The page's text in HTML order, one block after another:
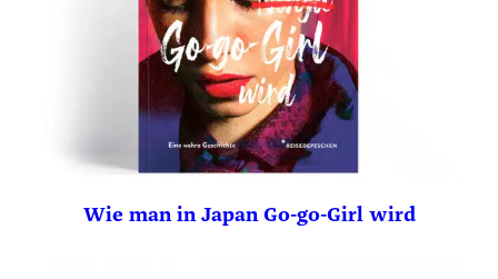
Wie man in Japan Go-go-Girl wird